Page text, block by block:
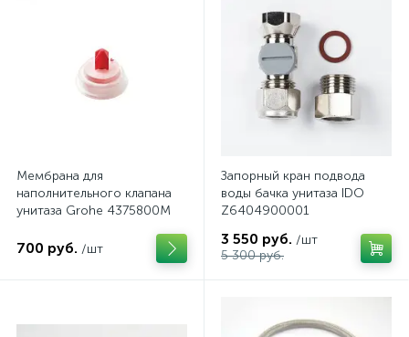
Мембрана для
наполнительного клапана
унитаза Grohe 4375800M
700 руб. /шт
Запорный кран подвода
воды бачка унитаза IDO
Z6404900001
3 550 руб. /шт
5 300 руб.